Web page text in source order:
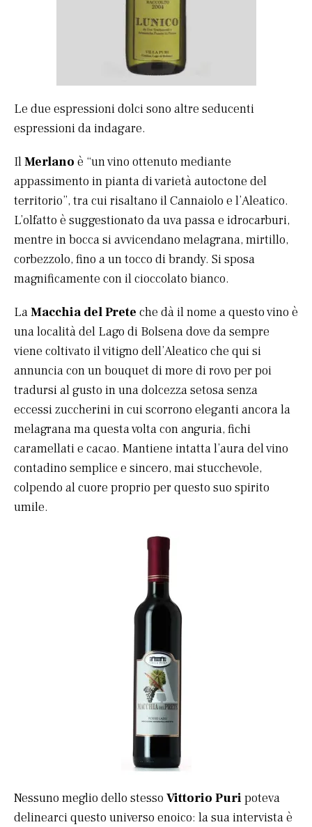
Le due espressioni dolci sono altre seducenti
espressioni da indagare.
IlMerlano è “un vino ottenuto mediante
appassimento in pianta di varietà autoctone del
territorio”, tra cui risaltano il Cannaiolo e l’Aleatico.
L’olfatto è suggestionato da uva passa e idrocarburi,
mentre in bocca si avvicendano melagrana, mirtillo,
corbezzolo, fino a un tocco di brandy. Si sposa
magnificamente con il cioccolato bianco.
LaMacchia del Prete che dà il nome a questo vino è
una località del Lago di Bolsena dove da sempre
viene coltivato il vitigno dell’Aleatico che qui si
annuncia con un bouquet di more di rovo per poi
tradursi al gusto in una dolcezza setosa senza
eccessi zuccherini in cui scorrono eleganti ancora la
melagrana ma questa volta con anguria, fichi
caramellati e cacao. Mantiene intatta l’aura del vino
contadino semplice e sincero, mai stucchevole,
colpendo al cuore proprio per questo suo spirito
umile.
Nessuno meglio dello stesso Vittorio Puri poteva
delinearci questo universo enoico: la sua intervista è